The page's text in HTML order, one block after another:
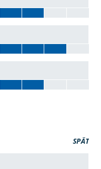
SPÄT